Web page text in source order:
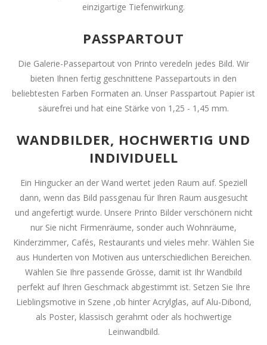
einzigartige Tiefenwirkung.
PASSPARTOUT
Die Galerie-Passepartout von Printo veredeln jedes Bild. Wir
bieten Ihnen fertig geschnittene Passepartouts in den
beliebtesten Farben Formaten an. Unser Passpartout Papier ist
säurefrei und hat eine Stärke von 1,25 - 1,45 mm.
WANDBILDER, HOCHWERTIG UND
INDIVIDUELL
Ein Hingucker an der Wand wertet jeden Raum auf. Speziell
dann, wenn das Bild passgenau für Ihren Raum ausgesucht
und angefertigt wurde. Unsere Printo Bilder verschönern nicht
nur Sie nicht Firmenräume, sonder auch Wohnräume,
Kinderzimmer, Cafés, Restaurants und vieles mehr. Wählen Sie
aus Hunderten von Motiven aus unterschiedlichen Bereichen.
Wählen Sie Ihre passende Grösse, damit ist Ihr Wandbild
perfekt auf Ihren Geschmack abgestimmt ist. Setzen Sie Ihre
Lieblingsmotive in Szene ,ob hinter Acrylglas, auf Alu-Dibond,
als Poster, klassisch gerahmt oder als hochwertige
Leinwandbild.